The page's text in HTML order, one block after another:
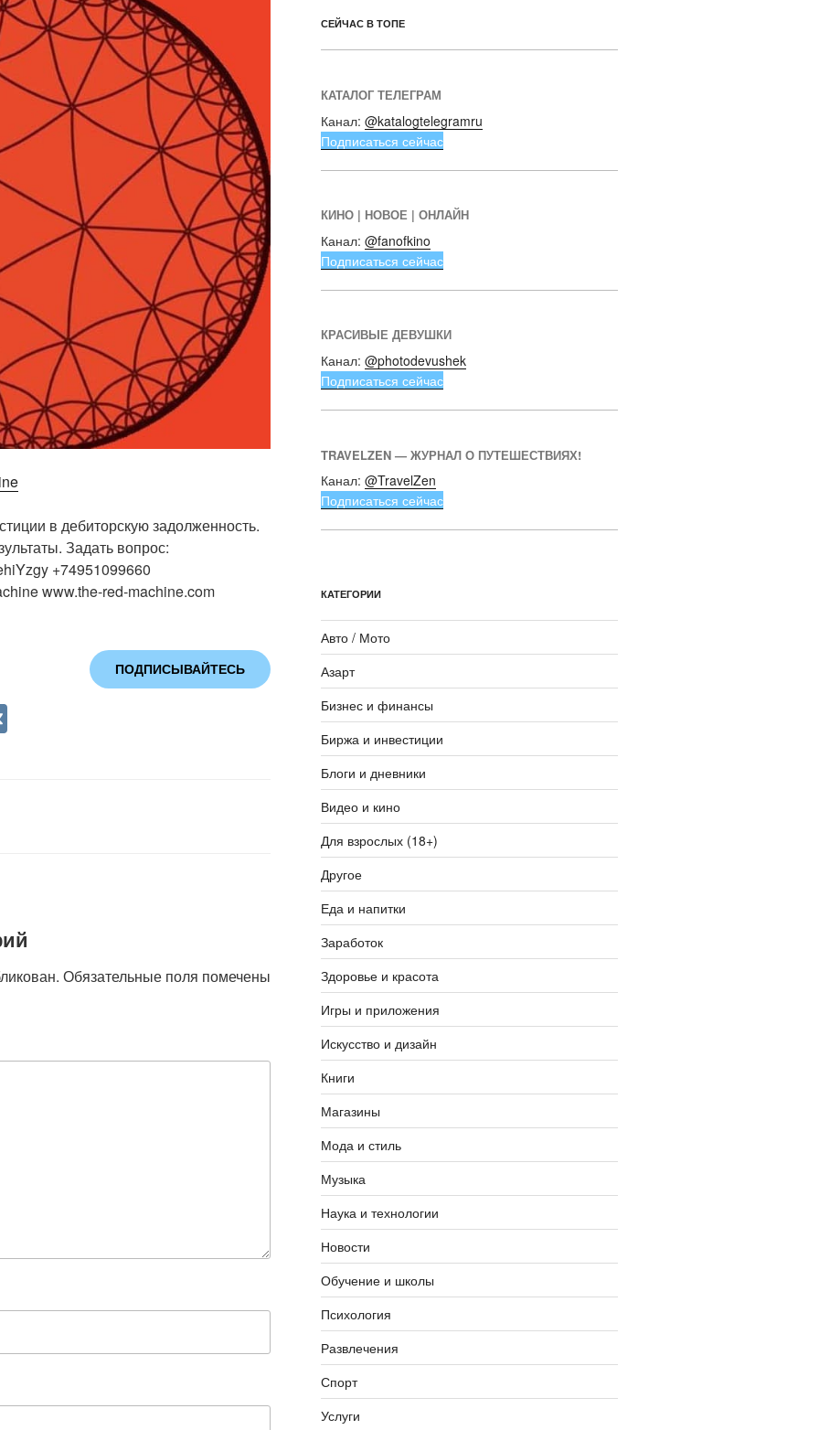
в дебиторскую задолженность.
Задать вопрос:
+74951099660
www.the-red-machine.com
ПОДПИСЫВАЙТЕСЬ
Обязательные поля помечены
СЕЙЧАС В ТОПЕ
КАТАЛОГ ТЕЛЕГРАМ
Канал: @katalogtelegramru
Подписаться сейчас
КИНО | НОВОЕ | ОНЛАЙН
Канал: @fanofkino
Подписаться сейчас
КРАСИВЫЕ ДЕВУШКИ
Канал: @photodevushek
Подписаться сейчас
TRAVELZEN — ЖУРНАЛ О ПУТЕШЕСТВИЯХ!
Канал: @TravelZen
Подписаться сейчас
КАТЕГОРИИ
Авто / Мото
Азарт
Бизнес и финансы
Биржа и инвестиции
Блоги и дневники
Видео и кино
Для взрослых (18+)
Другое
Еда и напитки
Заработок
Здоровье и красота
Игры и приложения
Искусство и дизайн
Книги
Магазины
Мода и стиль
Музыка
Наука и технологии
Новости
Обучение и школы
Психология
Развлечения
Спорт
Услуги